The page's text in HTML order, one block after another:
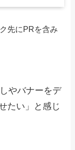
先にPRを含み
やバナーをデ
たい」と感じ